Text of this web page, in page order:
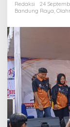
Redaksi
24
Bandung Raya,